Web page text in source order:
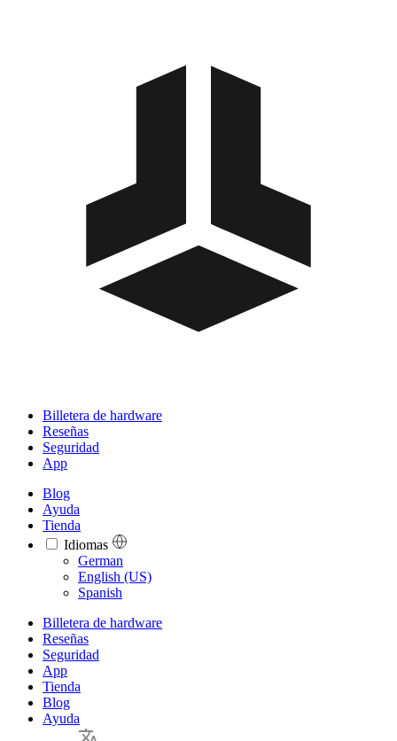
Billetera de hardware
Reseñas
Seguridad
App
Blog
Ayuda
Tienda
Idiomas
Languages
German
English (US)
Spanish
Billetera de hardware
Reseñas
Seguridad
App
Tienda
Blog
Ayuda